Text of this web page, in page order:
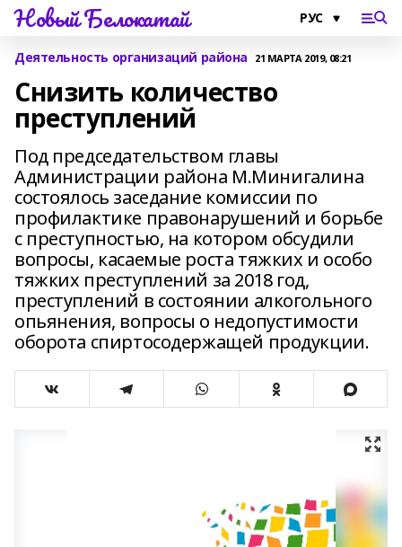
Новый Белокатай
Деятельность организаций района 21 МАРТА 2019, 08:21
Снизить количество
преступлений
Под председательством главы
Администрации района М.Минигалина
состоялось заседание комиссии по
профилактике правонарушений и борьбе
с преступностью, на котором обсудили
вопросы, касаемые роста тяжких и особо
тяжких преступлений за 2018 год,
преступлений в состоянии алкогольного
опьянения, вопросы о недопустимости
оборота спиртосодержащей продукции.